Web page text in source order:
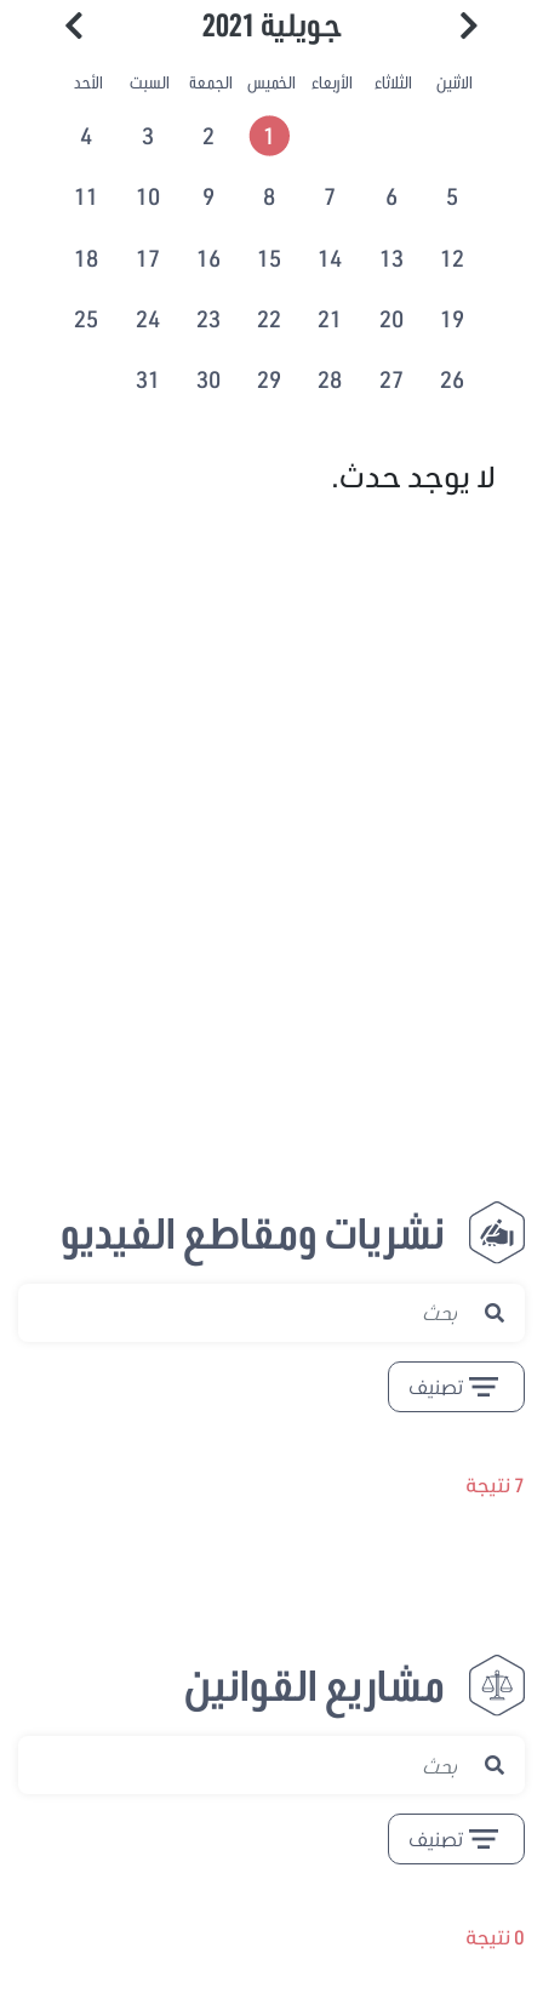
جويلية 2021
الاثنين الثلاثاء الأربعاء الخميس الجمعة السبت الأحد
1
2
3
4
5
6
7
8
9
10
11
12
13
14
15
16
17
18
19
20
21
22
23
24
25
26
27
28
29
30
31
لا يوجد حدث.
نشريات ومقاطع الفيديو
تصنيف
7 نتيجة
مشاريع القوانين
تصنيف
0 نتيجة